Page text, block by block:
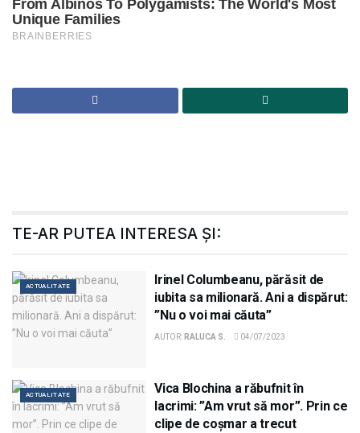
TE-AR PUTEA INTERESA ȘI:
ACTUALITATE
Irinel Columbeanu, părăsit de
iubita sa milionară. Ani a dispărut:
”Nu o voi mai căuta”
AUTOR: RALUCA S. 04/07/2023
ACTUALITATE
Vica Blochina a răbufnit în
lacrimi: ”Am vrut să mor”. Prin ce
clipe de coșmar a trecut